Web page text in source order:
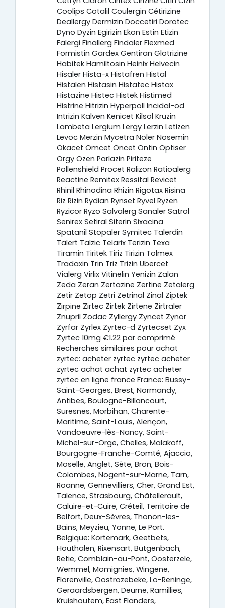
Coolips Cotalil Coulergin Cétirizine
Deallergy Dermizin Doccetiri Dorotec
Dyno Dyzin Egirizin Ekon Estin Etizin
Falergi Finallerg Findaler Flexmed
Formistin Gardex Gentiran Glotrizine
Habitek Hamiltosin Heinix Helvecin
Hisaler Hista-x Histafren Histal
Histalen Histasin Histatec Histax
Histazine Histec Histek Histimed
Histrine Hitrizin Hyperpoll Incidal-od
Intrizin Kalven Kenicet Kilsol Kruzin
Lambeta Lergium Lergy Lerzin Letizen
Levoc Merzin Mycetra Noler Nosemin
Okacet Omcet Oncet Ontin Optiser
Orgy Ozen Parlazin Piriteze
Pollenshield Procet Ralizon Ratioalerg
Reactine Remitex Ressital Revicet
Rhinil Rhinodina Rhizin Rigotax Risina
Riz Rizin Rydian Rynset Ryvel Ryzen
Ryzicor Ryzo Salvalerg Sanaler Satrol
Senirex Setiral Siterin Sixacina
Spatanil Stopaler Symitec Talerdin
Talert Talzic Telarix Terizin Texa
Tiramin Tiritek Tiriz Tirizin Tolmex
Tradaxin Trin Triz Trizin Ubercet
Vialerg Virlix Vitinelin Yenizin Zalan
Zeda Zeran Zertazine Zertine Zetalerg
Zetir Zetop Zetri Zetrinal Zinal Ziptek
Zirpine Zirtec Zirtek Zirtene Zirtraler
Znupril Zodac Zyllergy Zyncet Zynor
Zyrfar Zyrlex Zyrtec-d Zyrtecset Zyx
Zyrtec 10mg €1.22 par comprimé
Recherches similaires pour achat
zyrtec: acheter zyrtec zyrtec acheter
zyrtec achat achat zyrtec acheter
zyrtec en ligne france France: Bussy-
Saint-Georges, Brest, Normandy,
Antibes, Boulogne-Billancourt,
Suresnes, Morbihan, Charente-
Maritime, Saint-Louis, Alençon,
Vandoeuvre-lès-Nancy, Saint-
Michel-sur-Orge, Chelles, Malakoff,
Bourgogne-Franche-Comté, Ajaccio,
Moselle, Anglet, Sète, Bron, Bois-
Colombes, Nogent-sur-Marne, Tarn,
Roanne, Gennevilliers, Cher, Grand Est,
Talence, Strasbourg, Châtellerault,
Caluire-et-Cuire, Créteil, Territoire de
Belfort, Deux-Sèvres, Thonon-les-
Bains, Meyzieu, Yonne, Le Port.
Belgique: Kortemark, Geetbets,
Houthalen, Rixensart, Butgenbach,
Retie, Comblain-au-Pont, Oosterzele,
Wemmel, Momignies, Wingene,
Florenville, Oostrozebeke, Lo-Reninge,
Geraardsbergen, Deurne, Ramillies,
Kruishoutem, East Flanders,